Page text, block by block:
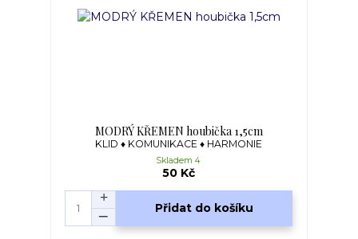
MODRÝ KŘEMEN houbička 1,5cm
KLID ♦ KOMUNIKACE ♦ HARMONIE
50 Kč
Skladem 4
Přidat do košíku